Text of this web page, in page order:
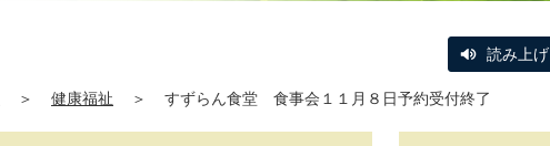
読み上げ
＞ 健康福祉 ＞ すずらん食堂 食事会１１月８日予約受付終了